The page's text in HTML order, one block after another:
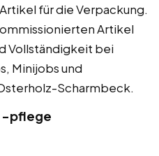
für die Verpackung.
Artikel
Vollständigkeit bei
Minijobs und
Scharmbeck.
-pflege